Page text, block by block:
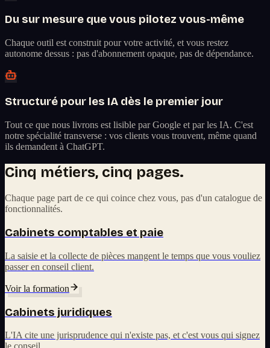
Du sur mesure que vous pilotez vous-même
Chaque outil est construit pour votre activité, et vous restez
autonome dessus : pas d'abonnement opaque, pas de dépendance.
Structuré pour les IA dès le premier jour
Tout ce que nous livrons est lisible par Google et par les IA. C'est
notre spécialité transverse : vos clients vous trouvent, même quand
ils demandent à ChatGPT.
Cinq métiers, cinq pages.
Chaque page part de ce qui coince chez vous, pas d'un catalogue de
fonctionnalités.
Cabinets comptables et paie
La saisie et la collecte de pièces mangent le temps que vous vouliez
passer en conseil client.
Voir la formation
Cabinets juridiques
L'IA cite une jurisprudence qui n'existe pas, et c'est vous qui signez